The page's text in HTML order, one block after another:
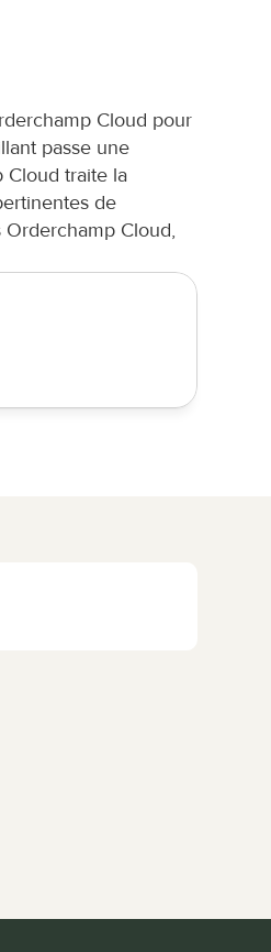
Cloud pour
passe une
Cloud traite la
de
Cloud,